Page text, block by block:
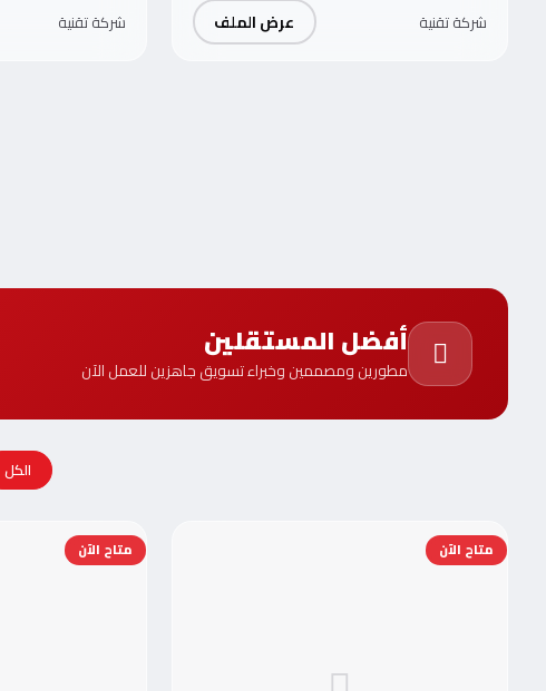
شركة تقنية عرض الملف شركة تقنية
أفضل المستقلين
مطورين ومصممين وخبراء تسويق جاهزين للعمل الآن
الكل
متاح الآن متاح الآن